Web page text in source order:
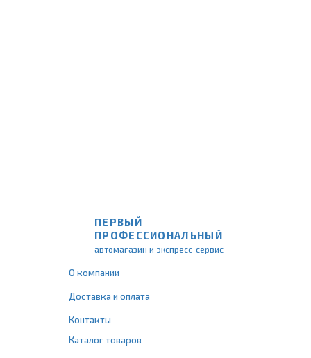
ПЕРВЫЙ
ПРОФЕССИОНАЛЬНЫЙ
автомагазин и экспресс-сервис
О компании
Доставка и оплата
Контакты
Каталог товаров